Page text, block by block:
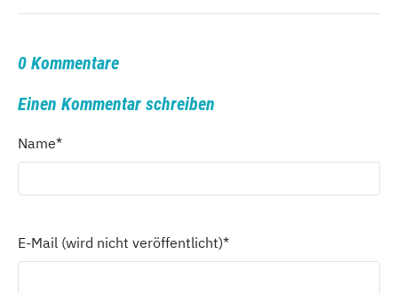
0 Kommentare
Einen Kommentar schreiben
Name*
E-Mail (wird nicht veröffentlicht)*